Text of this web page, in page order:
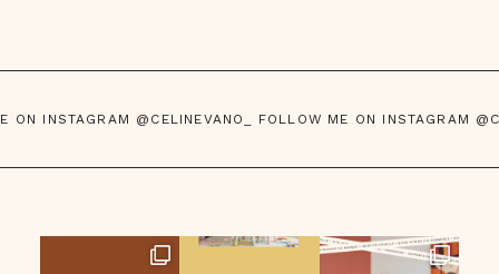
INSTAGRAM @CELINEVANO_ FOLLOW ME ON INSTAGRAM